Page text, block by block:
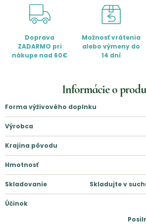
Doprava
ZADARMO pri
nákupe nad 60€
Možnosť vrátenia
alebo výmeny do
14 dní
Informácie o
Forma výživového doplnku
Výrobca
Krajina pôvodu
Hmotnosť
Skladovanie Skladujte v
Účinok